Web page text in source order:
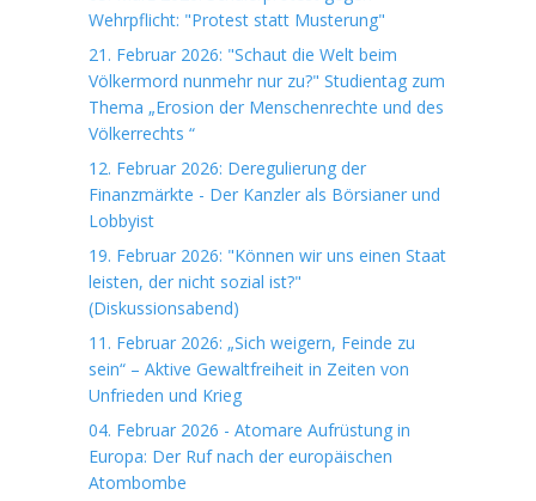
Wehrpflicht: "Protest statt Musterung"
21. Februar 2026: "Schaut die Welt beim
Völkermord nunmehr nur zu?" Studientag zum
Thema „Erosion der Menschenrechte und des
Völkerrechts “
12. Februar 2026: Deregulierung der
Finanzmärkte - Der Kanzler als Börsianer und
Lobbyist
19. Februar 2026: "Können wir uns einen Staat
leisten, der nicht sozial ist?"
(Diskussionsabend)
11. Februar 2026: „Sich weigern, Feinde zu
sein“ – Aktive Gewaltfreiheit in Zeiten von
Unfrieden und Krieg
04. Februar 2026 - Atomare Aufrüstung in
Europa: Der Ruf nach der europäischen
Atombombe